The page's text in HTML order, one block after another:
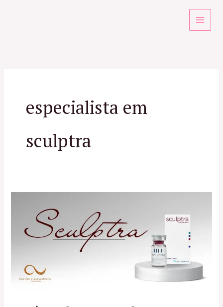
especialista em
sculptra
conhece
Sculptra?